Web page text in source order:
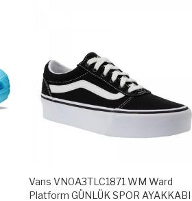
Vans VN0A3TLC1871 WM Ward
Platform GÜNLÜK SPOR AYAKKABI